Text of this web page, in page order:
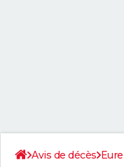
Avis de décès